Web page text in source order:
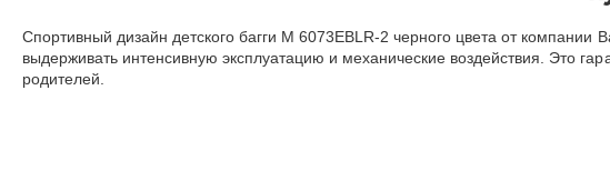
Спортивный дизайн детского багги M 6073EBLR-2 черного цвета от
выдерживать интенсивную эксплуатацию и механические воздействия. Это
родителей.